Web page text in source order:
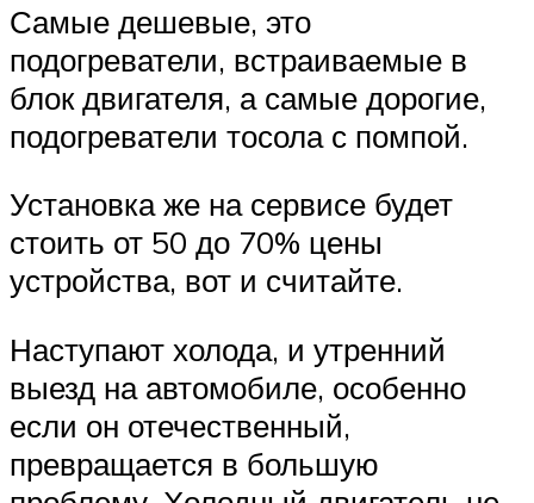
Самые дешевые, это
подогреватели, встраиваемые в
блок двигателя, а самые дорогие,
подогреватели тосола с помпой.
Установка же на сервисе будет
стоить от 50 до 70% цены
устройства, вот и считайте.
Наступают холода, и утренний
выезд на автомобиле, особенно
если он отечественный,
превращается в большую